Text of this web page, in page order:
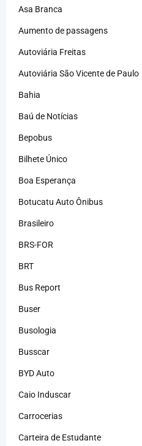
Asa Branca
Aumento de passagens
Autoviária Freitas
Autoviária São Vicente de Paulo
Bahia
Baú de Notícias
Bepobus
Bilhete Único
Boa Esperança
Botucatu Auto Ônibus
Brasileiro
BRS-FOR
BRT
Bus Report
Buser
Busologia
Busscar
BYD Auto
Caio Induscar
Carrocerias
Carteira de Estudante